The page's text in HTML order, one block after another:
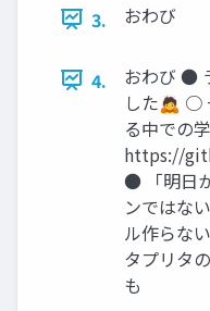
3. おわび
4.
おわび ●
した🙇 ○
る中での
https://
● 「明日
ンではな
ル作らな
タプリタ
も